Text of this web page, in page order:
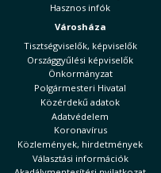
Hasznos infók
Városháza
Tisztségviselők, képviselők
Országgyűlési képviselők
Önkormányzat
Polgármesteri Hivatal
Közérdekű adatok
Adatvédelem
Koronavírus
Közlemények, hirdetmények
Választási információk